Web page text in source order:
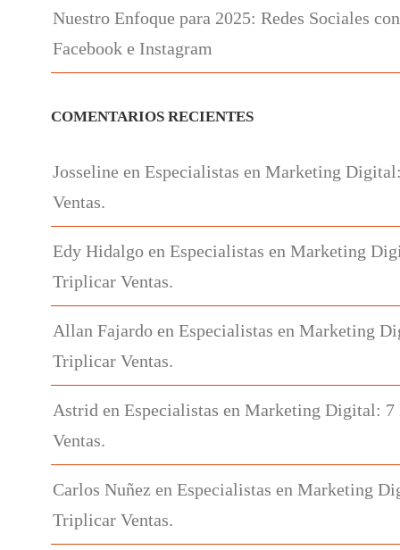
Nuestro Enfoque para 2025: Redes Sociales
Facebook e Instagram
COMENTARIOS RECIENTES
Josseline enEspecialistas en Marketing
Ventas.
Edy Hidalgo enEspecialistas en Marketing
Triplicar Ventas.
Allan Fajardo enEspecialistas en Marketing
Triplicar Ventas.
Astrid enEspecialistas en Marketing Digital:
Ventas.
Carlos Nuñez enEspecialistas en Marketing
Triplicar Ventas.